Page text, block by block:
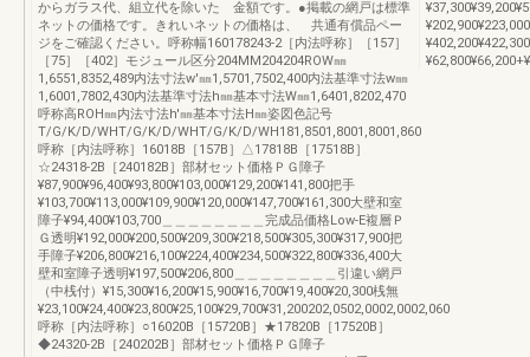
からガラス代、組立代を除いた 金額です。●掲載の網戸は標準
ネットの価格です。きれいネットの価格は、 共通有償品ペー
ジをご確認ください。呼称幅160178243-2［内法呼称］［157］
［75］［402］モジュール区分204MM204204ROW㎜
1,6551,8352,489内法寸法w'㎜1,5701,7502,400内法基準寸法w㎜
1,6001,7802,430内法基準寸法h㎜基本寸法W㎜1,6401,8202,470
呼称高ROH㎜内法寸法h'㎜基本寸法H㎜姿図色記号
T/G/K/D/WHT/G/K/D/WHT/G/K/D/WH181,8501,8001,8001,860
呼称［内法呼称］16018B［157B］△17818B［17518B］
☆24318-2B［240182B］部材セット価格ＰＧ障子
¥87,900¥96,400¥93,800¥103,000¥129,200¥141,800把手
¥103,700¥113,000¥109,900¥120,000¥147,700¥161,300大壁和室
障子¥94,400¥103,700＿＿＿＿＿＿＿＿完成品価格Low-E複層Ｐ
Ｇ透明¥192,000¥200,500¥209,300¥218,500¥305,300¥317,900把
手障子¥206,800¥216,100¥224,400¥234,500¥322,800¥336,400大
壁和室障子透明¥197,500¥206,800＿＿＿＿＿＿＿＿引違い網戸
（中桟付）¥15,300¥16,200¥15,900¥16,700¥19,400¥20,300桟無
¥23,100¥24,400¥23,800¥25,100¥29,700¥31,200202,0502,0002,0002,060
呼称［内法呼称］○16020B［15720B］★17820B［17520B］
◆24320-2B［240202B］部材セット価格ＰＧ障子